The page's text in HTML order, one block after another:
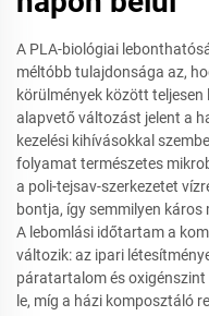
A PLA-biológiai
méltóbb tulajdonsága az,
körülmények között
alapvető változást jelent a
kezelési kihívásokkal
folyamat természetes
a poli-tejsav-szerkezetet
bontja, így semmilyen
A lebomlási időtartam a
változik: az ipari
páratartalom és
le, míg a házi komposztáló